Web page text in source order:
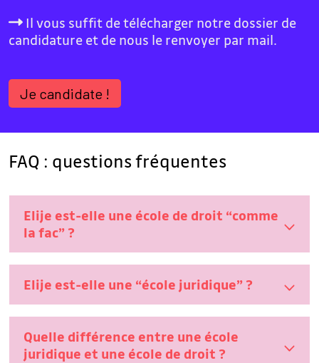
Il vous suffit de télécharger notre dossier de
candidature et de nous le renvoyer par mail.
Je candidate !
FAQ : questions fréquentes
Elije est-elle une école de droit “comme
la fac” ?
Elije est-elle une “école juridique” ?
Quelle différence entre une école
juridique et une école de droit ?